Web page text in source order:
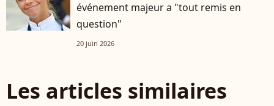
événement majeur a "tout remis en
question"
20 juin 2026
Les articles similaires